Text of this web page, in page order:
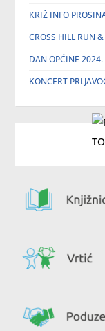
KRIŽ INFO
CROSS HILL RUN
DAN OPĆINE 2024.
KONCERT